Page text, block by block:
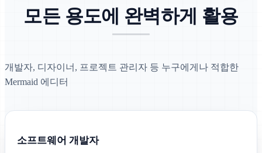
모든 용도에 완벽하게 활용
개발자, 디자이너, 프로젝트 관리자 등 누구에게나 적합한
Mermaid 에디터
소프트웨어 개발자